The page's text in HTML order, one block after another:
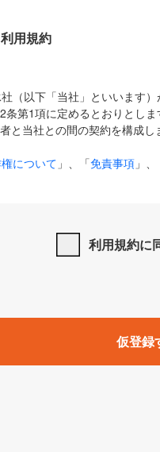
用規約
（以下「当社」といいます
条第1項に定めるとおりとし
と当社との間の契約を構成し
について 」、「免責事項 」
適用されるものとします。
が提供する以下のサービス
に関連して当社が実施する
CodeZine」「MarkeZine」「
利用規約に
仮登録